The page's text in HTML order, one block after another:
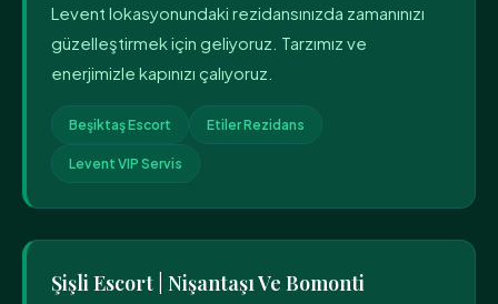
Levent lokasyonundaki rezidansınızda zamanınızı
güzelleştirmek için geliyoruz. Tarzımız ve
enerjimizle kapınızı çalıyoruz.
Beşiktaş Escort Etiler Rezidans
Levent VIP Servis
Şişli Escort | Nişantaşı Ve Bomonti